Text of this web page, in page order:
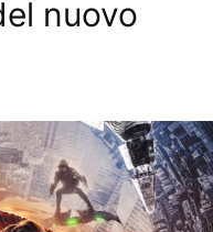
nuovo